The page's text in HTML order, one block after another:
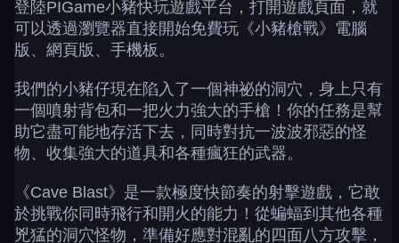
登陸PIGame小豬快玩遊戲平台，打開遊戲頁面，就
可以透過瀏覽器直接開始免費玩《小豬槍戰》電腦
版、網頁版、手機板。
我們的小豬仔現在陷入了一個神祕的洞穴，身上只有
一個噴射背包和一把火力強大的手槍！你的任務是幫
助它盡可能地存活下去，同時對抗一波波邪惡的怪
物、收集強大的道具和各種瘋狂的武器。
《Cave Blast》是一款極度快節奏的射擊遊戲，它敢
於挑戰你同時飛行和開火的能力！從蝙蝠到其他各種
兇猛的洞穴怪物，準備好應對混亂的四面八方攻擊，